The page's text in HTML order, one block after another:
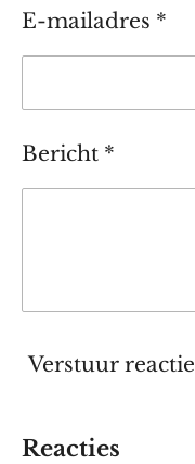
E-mailadres *
Bericht *
Verstuur reactie
Reacties